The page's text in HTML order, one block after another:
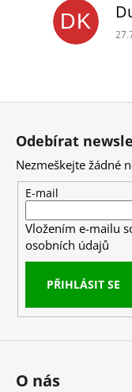
DK
Z
Odebírat
Nezmeškejte žádné
E-mail
Vložením e-mailu
osobních údajů
PŘIHLÁSIT SE
O nás